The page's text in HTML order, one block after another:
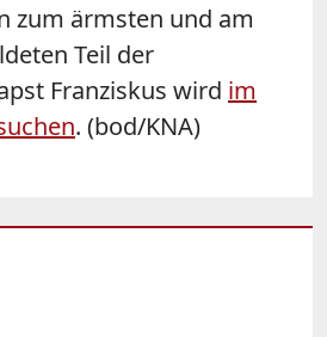
zum ärmsten und am
Teil der
Franziskus wird im
. (bod/KNA)